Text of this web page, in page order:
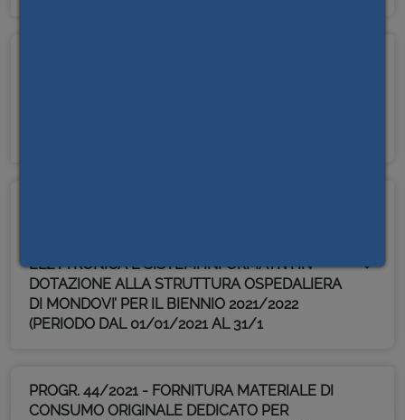
ELETTRONICA E SISTEMI INFORMATIVI IN
DOTAZIONE ALLA STRUTTURA OSPEDALIERA
DI MONDOVI’ PER IL BIENNIO 2021/2022
(PERIODO DAL 01/01/2021 AL 31/1
PROGR. 44/2021 - FORNITURA MATERIALE DI
CONSUMO ORIGINALE DEDICATO PER